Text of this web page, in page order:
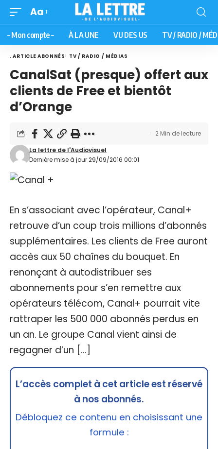
Aa
– Mon compte – À LA UNE VU DES US TV / RADIO /
. ARTICLE ABONNÉS TV / RADIO / MÉDIAS
CanalSat (presque) offert aux
clients de Free et bientôt
d’Orange
Dernière mise à jour 29/09/2016 00:01
La lettre de l'Audiovisuel
2 Min de lecture
En s’associant avec l’opérateur, Canal+
retrouve d’un coup trois millions d’abonnés
supplémentaires. Les clients de Free auront
accès aux 50 chaînes du bouquet. En
renonçant à autodistribuer ses
abonnements pour s’en remettre aux
opérateurs télécom, Canal+ pourrait vite
rattraper les 500 000 abonnés perdus en
un an. Le groupe Canal vient ainsi de
regagner d’un […]
L’accès complet à cet article est réservé
à nos abonnés.
Débloquez ce contenu en choisissant une
formule :